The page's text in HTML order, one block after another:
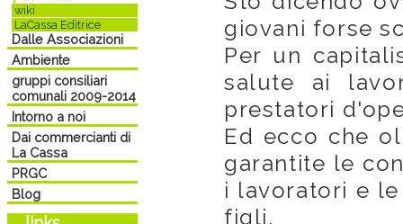
wiki
LaCassa Editrice
Dalle Associazioni
Ambiente
gruppi consiliari
comunali 2009-2014
Intorno a noi
Dai commercianti di
La Cassa
PRGC
Blog
giovani forse
Per un
salute ai
prestatori
Ed ecco che
garantite le
i lavoratori e
figli.